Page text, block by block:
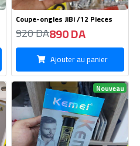
Tendeuse Hair Kemie KM-076
1850 DA1800 DA
Ajouter au panier
Nouveau